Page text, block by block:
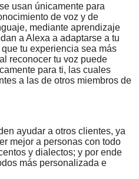
usan únicamente para
de voz y de
mediante aprendizaje
a Alexa a adaptarse a tu
tu experiencia sea más
reconocer tu voz puede
para ti, las cuales
a las de otros miembros de
ayudar a otros clientes, ya
mejor a personas con todo
y dialectos; y por ende
más personalizada e